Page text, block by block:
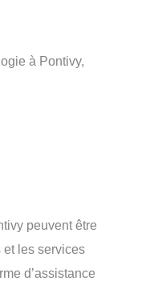
à Pontivy,
peuvent être
les services
d’assistance